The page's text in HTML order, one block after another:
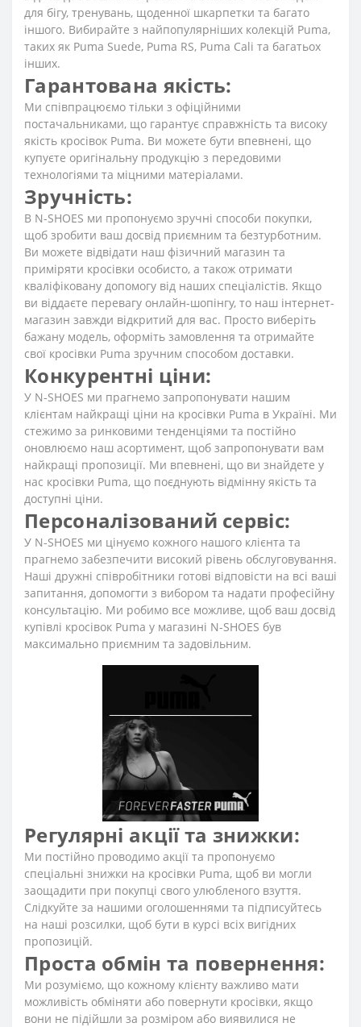
для бігу, тренувань, щоденної шкарпетки та багато
іншого. Вибирайте з найпопулярніших колекцій Puma,
таких як Puma Suede, Puma RS, Puma Cali та багатьох
інших.
Гарантована якість:
Ми співпрацюємо тільки з офіційними
постачальниками, що гарантує справжність та високу
якість кросівок Puma. Ви можете бути впевнені, що
купуєте оригінальну продукцію з передовими
технологіями та міцними матеріалами.
Зручність:
В N-SHOES ми пропонуємо зручні способи покупки,
щоб зробити ваш досвід приємним та безтурботним.
Ви можете відвідати наш фізичний магазин та
приміряти кросівки особисто, а також отримати
кваліфіковану допомогу від наших спеціалістів. Якщо
ви віддаєте перевагу онлайн-шопінгу, то наш інтернет-
магазин завжди відкритий для вас. Просто виберіть
бажану модель, оформіть замовлення та отримайте
свої кросівки Puma зручним способом доставки.
Конкурентні ціни:
У N-SHOES ми прагнемо запропонувати нашим
клієнтам найкращі ціни на кросівки Puma в Україні. Ми
стежимо за ринковими тенденціями та постійно
оновлюємо наш асортимент, щоб запропонувати вам
найкращі пропозиції. Ми впевнені, що ви знайдете у
нас кросівки Puma, що поєднують відмінну якість та
доступні ціни.
Персоналізований сервіс:
У N-SHOES ми цінуємо кожного нашого клієнта та
прагнемо забезпечити високий рівень обслуговування.
Наші дружні співробітники готові відповісти на всі ваші
запитання, допомогти з вибором та надати професійну
консультацію. Ми робимо все можливе, щоб ваш досвід
купівлі кросівок Puma у магазині N-SHOES був
максимально приємним та задовільним.
Регулярні акції та знижки:
Ми постійно проводимо акції та пропонуємо
спеціальні знижки на кросівки Puma, щоб ви могли
заощадити при покупці свого улюбленого взуття.
Слідкуйте за нашими оголошеннями та підписуйтесь
на наші розсилки, щоб бути в курсі всіх вигідних
пропозицій.
Проста обмін та повернення:
Ми розуміємо, що кожному клієнту важливо мати
можливість обміняти або повернути кросівки, якщо
вони не підійшли за розміром або виявилися не